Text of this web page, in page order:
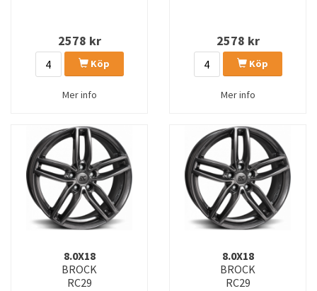
2578 kr
Köp
Mer info
2578 kr
Köp
Mer info
8.0X18
BROCK
RC29
8.0X18
BROCK
RC29